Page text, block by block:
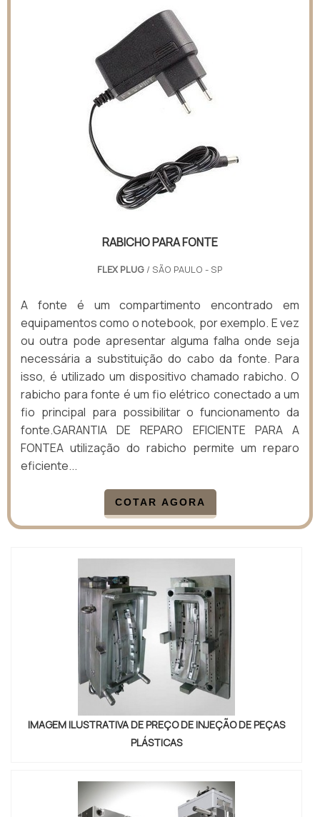
RABICHO PARA FONTE
FLEX PLUG / SÃO PAULO - SP
A fonte é um compartimento encontrado em
equipamentos como o notebook, por exemplo. E vez
ou outra pode apresentar alguma falha onde seja
necessária a substituição do cabo da fonte. Para
isso, é utilizado um dispositivo chamado rabicho. O
rabicho para fonte é um fio elétrico conectado a um
fio principal para possibilitar o funcionamento da
fonte.GARANTIA DE REPARO EFICIENTE PARA A
FONTEA utilização do rabicho permite um reparo
eficiente...
COTAR AGORA
IMAGEM ILUSTRATIVA DE PREÇO DE INJEÇÃO DE PEÇAS
PLÁSTICAS